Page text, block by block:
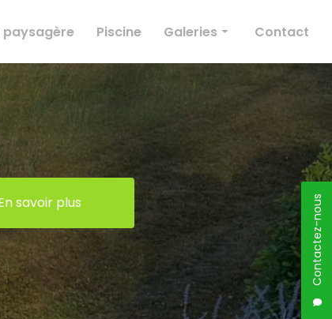
Contactez-nous
Piscine Galeries
Élagage
Entretien des espaces verts
Conception paysagère
Piscine
Contact
savoir plus